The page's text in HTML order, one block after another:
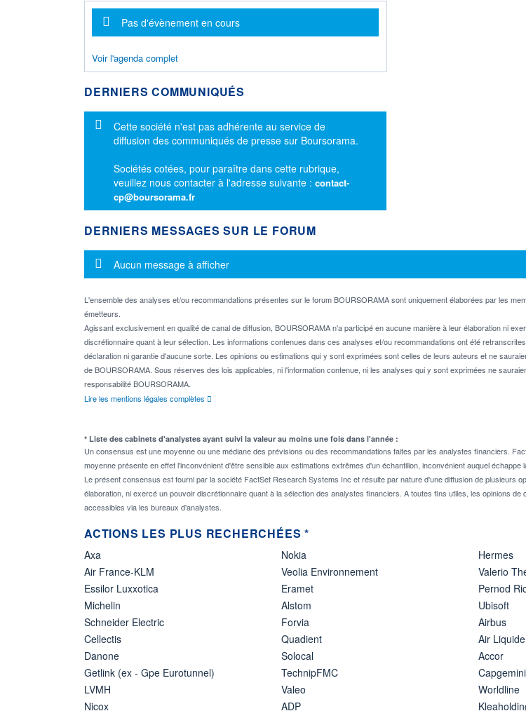
Message d'information
Pas d'évènement en cours
Voir l'agenda complet
DERNIERS COMMUNIQUÉS
Message d'information
Cette société n'est pas adhérente au service de
diffusion des communiqués de presse sur Boursorama.
Sociétés cotées, pour paraître dans cette rubrique,
veuillez nous contacter à l'adresse suivante : contact-
cp@boursorama.fr
DERNIERS MESSAGES SUR LE FORUM
Message d'information
Aucun message à afficher
L'ensemble des analyses et/ou recommandations présentes sur le forum BOURSORAMA sont uniquement élaborées par les
émetteurs.
Agissant exclusivement en qualité de canal de diffusion, BOURSORAMA n'a participé en aucune manière à leur élaboration ni
discrétionnaire quant à leur sélection. Les informations contenues dans ces analyses et/ou recommandations ont été
déclaration ni garantie d'aucune sorte. Les opinions ou estimations qui y sont exprimées sont celles de leurs auteurs et ne
de BOURSORAMA. Sous réserves des lois applicables, ni l'information contenue, ni les analyses qui y sont exprimées ne
responsabilité BOURSORAMA.
Lire les mentions légales complètes
* Liste des cabinets d'analystes ayant suivi la valeur au moins une fois dans l'année :
Un consensus est une moyenne ou une médiane des prévisions ou des recommandations faites par les analystes financiers.
moyenne présente en effet l'inconvénient d'être sensible aux estimations extrêmes d'un échantillon, inconvénient auquel
Le présent consensus est fourni par la société FactSet Research Systems Inc et résulte par nature d'une diffusion de plusieurs
élaboration, ni exercé un pouvoir discrétionnaire quant à la sélection des analystes financiers. A toutes fins utiles, les opinions
accessibles via les bureaux d'analystes.
ACTIONS LES PLUS RECHERCHÉES *
Axa
Air France-KLM
Essilor Luxxotica
Michelin
Schneider Electric
Cellectis
Danone
Getlink (ex - Gpe Eurotunnel)
LVMH
Nicox
Nokia
Veolia Environnement
Eramet
Alstom
Forvia
Quadient
Solocal
TechnipFMC
Valeo
ADP
Hermes
Valerio
Pernod
Ubisoft
Airbus
Air Liquide
Accor
Capgemini
Worldline